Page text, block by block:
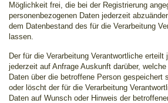
Möglichkeit frei, die bei der Registrierung
personenbezogenen Daten jederzeit
dem Datenbestand des für die Verarbeitung
lassen.
Der für die Verarbeitung Verantwortliche
jederzeit auf Anfrage Auskunft darüber,
Daten über die betroffene Person gespeichert
oder löscht der für die Verarbeitung
Daten auf Wunsch oder Hinweis der